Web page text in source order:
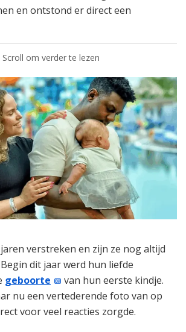
en ontstond er direct een
Scroll om verder te lezen
verstreken en zijn ze nog altijd
dit jaar werd hun liefde
geboorte
van hun eerste kindje.
nu een vertederende foto van op
voor veel reacties zorgde.